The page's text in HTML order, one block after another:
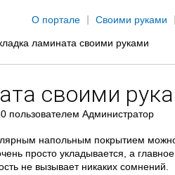
О портале
Своими руками
ламината своими руками
своими
пользователем Администратор
напольным покрытием можно
просто укладывается, а
не вызывает никаких сомнений.